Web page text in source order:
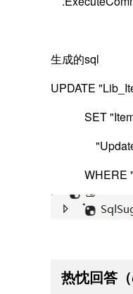
生成的sql
UPDATE
SET
WHERE
热忱回答 （